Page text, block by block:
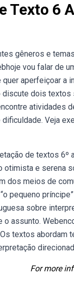
Texto 6
gêneros e
vou falar de
aperfeiçoar a
discute dois
atividades
Veja
de textos 6º
otimista e serena
dos meios de
pequeno
sobre
o assunto.
textos
For more